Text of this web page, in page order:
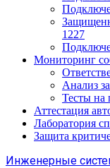
1227
Мониторинг
Анализ
Тесты на
Аттестация
Лаборатория
Защита
Инженерные